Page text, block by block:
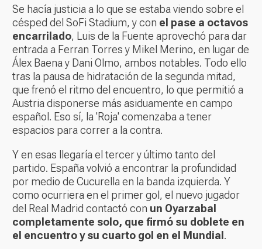
Se hacía justicia a lo que se estaba viendo sobre el
césped del SoFi Stadium, y con el pase a octavos
encarrilado, Luis de la Fuente aprovechó para dar
entrada a Ferran Torres y Mikel Merino, en lugar de
Álex Baena y Dani Olmo, ambos notables. Todo ello
tras la pausa de hidratación de la segunda mitad,
que frenó el ritmo del encuentro, lo que permitió a
Austria disponerse más asiduamente en campo
español. Eso sí, la 'Roja' comenzaba a tener
espacios para correr a la contra.
Y en esas llegaría el tercer y último tanto del
partido. España volvió a encontrar la profundidad
por medio de Cucurella en la banda izquierda. Y
como ocurriera en el primer gol, el nuevo jugador
del Real Madrid contactó con un Oyarzabal
completamente solo, que firmó su doblete en
el encuentro y su cuarto gol en el Mundial .